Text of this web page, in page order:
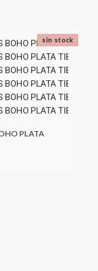
PLATA
sin stock